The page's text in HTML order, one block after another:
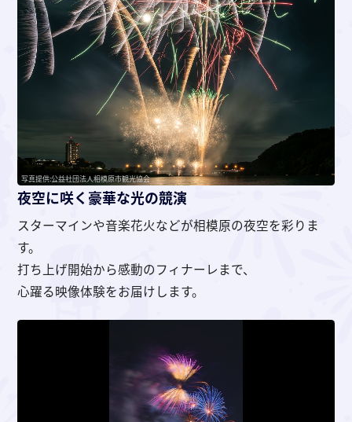
写真提供:公益社団法人相模原市観光協会
夜空に咲く豪華な光の競演
スターマインや音楽花火などが相模原の夜空を彩りま
す。
打ち上げ開始から感動のフィナーレまで、
心躍る映像体験をお届けします。